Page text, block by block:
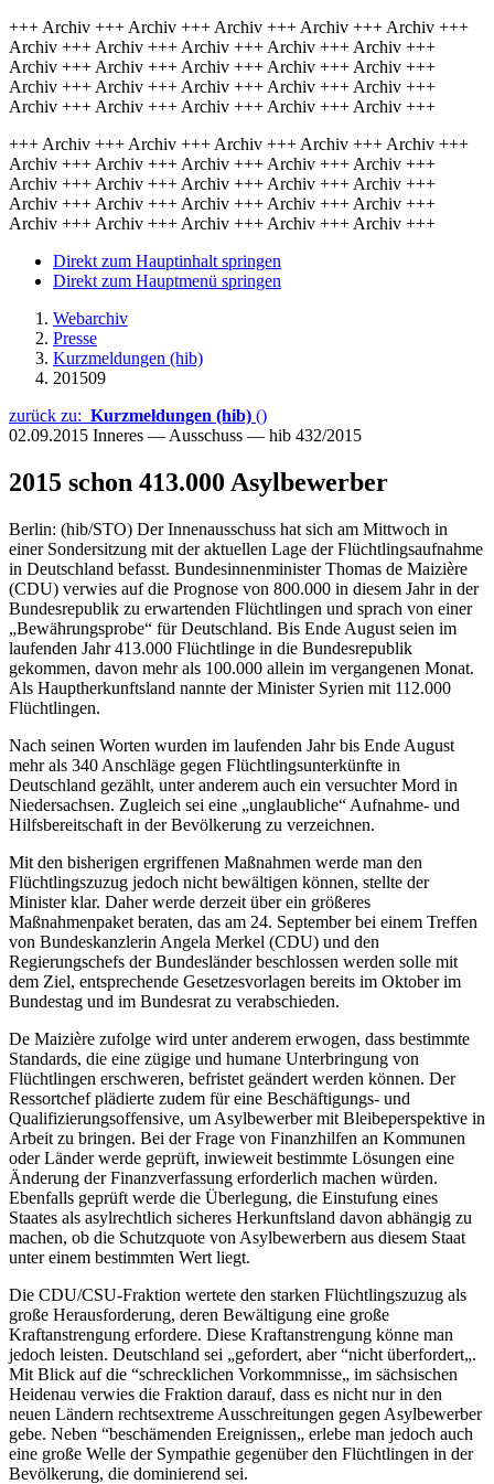
+++ Archiv +++ Archiv +++ Archiv +++ Archiv +++ Archiv +++
Archiv +++ Archiv +++ Archiv +++ Archiv +++ Archiv +++
Archiv +++ Archiv +++ Archiv +++ Archiv +++ Archiv +++
Archiv +++ Archiv +++ Archiv +++ Archiv +++ Archiv +++
Archiv +++ Archiv +++ Archiv +++ Archiv +++ Archiv +++
+++ Archiv +++ Archiv +++ Archiv +++ Archiv +++ Archiv +++
Archiv +++ Archiv +++ Archiv +++ Archiv +++ Archiv +++
Archiv +++ Archiv +++ Archiv +++ Archiv +++ Archiv +++
Archiv +++ Archiv +++ Archiv +++ Archiv +++ Archiv +++
Archiv +++ Archiv +++ Archiv +++ Archiv +++ Archiv +++
Direkt zum Hauptinhalt springen
Direkt zum Hauptmenü springen
Webarchiv
Presse
Kurzmeldungen (hib)
201509
zurück zu: Kurzmeldungen (hib) ()
02.09.2015 Inneres — Ausschuss — hib 432/2015
2015 schon 413.000 Asylbewerber
Berlin: (hib/STO) Der Innenausschuss hat sich am Mittwoch in
einer Sondersitzung mit der aktuellen Lage der Flüchtlingsaufnahme
in Deutschland befasst. Bundesinnenminister Thomas de Maizière
(CDU) verwies auf die Prognose von 800.000 in diesem Jahr in der
Bundesrepublik zu erwartenden Flüchtlingen und sprach von einer
„Bewährungsprobe“ für Deutschland. Bis Ende August seien im
laufenden Jahr 413.000 Flüchtlinge in die Bundesrepublik
gekommen, davon mehr als 100.000 allein im vergangenen Monat.
Als Hauptherkunftsland nannte der Minister Syrien mit 112.000
Flüchtlingen.
Nach seinen Worten wurden im laufenden Jahr bis Ende August
mehr als 340 Anschläge gegen Flüchtlingsunterkünfte in
Deutschland gezählt, unter anderem auch ein versuchter Mord in
Niedersachsen. Zugleich sei eine „unglaubliche“ Aufnahme- und
Hilfsbereitschaft in der Bevölkerung zu verzeichnen.
Mit den bisherigen ergriffenen Maßnahmen werde man den
Flüchtlingszuzug jedoch nicht bewältigen können, stellte der
Minister klar. Daher werde derzeit über ein größeres
Maßnahmenpaket beraten, das am 24. September bei einem Treffen
von Bundeskanzlerin Angela Merkel (CDU) und den
Regierungschefs der Bundesländer beschlossen werden solle mit
dem Ziel, entsprechende Gesetzesvorlagen bereits im Oktober im
Bundestag und im Bundesrat zu verabschieden.
De Maizière zufolge wird unter anderem erwogen, dass bestimmte
Standards, die eine zügige und humane Unterbringung von
Flüchtlingen erschweren, befristet geändert werden können. Der
Ressortchef plädierte zudem für eine Beschäftigungs- und
Qualifizierungsoffensive, um Asylbewerber mit Bleibeperspektive in
Arbeit zu bringen. Bei der Frage von Finanzhilfen an Kommunen
oder Länder werde geprüft, inwieweit bestimmte Lösungen eine
Änderung der Finanzverfassung erforderlich machen würden.
Ebenfalls geprüft werde die Überlegung, die Einstufung eines
Staates als asylrechtlich sicheres Herkunftsland davon abhängig zu
machen, ob die Schutzquote von Asylbewerbern aus diesem Staat
unter einem bestimmten Wert liegt.
Die CDU/CSU-Fraktion wertete den starken Flüchtlingszuzug als
große Herausforderung, deren Bewältigung eine große
Kraftanstrengung erfordere. Diese Kraftanstrengung könne man
jedoch leisten. Deutschland sei „gefordert, aber “nicht überfordert„.
Mit Blick auf die “schrecklichen Vorkommnisse„ im sächsischen
Heidenau verwies die Fraktion darauf, dass es nicht nur in den
neuen Ländern rechtsextreme Ausschreitungen gegen Asylbewerber
gebe. Neben “beschämenden Ereignissen„ erlebe man jedoch auch
eine große Welle der Sympathie gegenüber den Flüchtlingen in der
Bevölkerung, die dominierend sei.